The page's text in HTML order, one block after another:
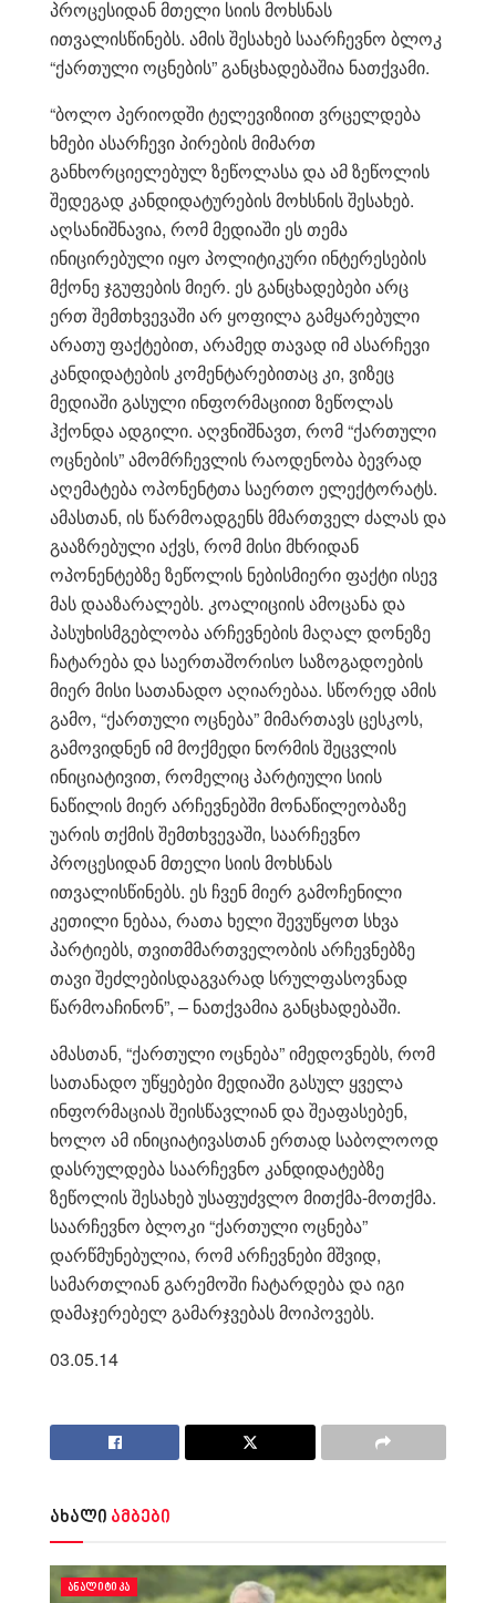
პროცესიდან მთელი სიის მოხსნას
ითვალისწინებს. ამის შესახებ საარჩევნო ბლოკ
“ქართული ოცნების” განცხადებაშია ნათქვამი.
“ბოლო პერიოდში ტელევიზიით ვრცელდება
ხმები ასარჩევი პირების მიმართ
განხორციელებულ ზეწოლასა და ამ ზეწოლის
შედეგად კანდიდატურების მოხსნის შესახებ.
აღსანიშნავია, რომ მედიაში ეს თემა
ინიცირებული იყო პოლიტიკური ინტერესების
მქონე ჯგუფების მიერ. ეს განცხადებები არც
ერთ შემთხვევაში არ ყოფილა გამყარებული
არათუ ფაქტებით, არამედ თავად იმ ასარჩევი
კანდიდატების კომენტარებითაც კი, ვიზეც
მედიაში გასული ინფორმაციით ზეწოლას
ჰქონდა ადგილი. აღვნიშნავთ, რომ “ქართული
ოცნების” ამომრჩევლის რაოდენობა ბევრად
აღემატება ოპონენტთა საერთო ელექტორატს.
ამასთან, ის წარმოადგენს მმართველ ძალას და
გააზრებული აქვს, რომ მისი მხრიდან
ოპონენტებზე ზეწოლის ნებისმიერი ფაქტი ისევ
მას დააზარალებს. კოალიციის ამოცანა და
პასუხისმგებლობა არჩევნების მაღალ დონეზე
ჩატარება და საერთაშორისო საზოგადოების
მიერ მისი სათანადო აღიარებაა. სწორედ ამის
გამო, “ქართული ოცნება” მიმართავს ცესკოს,
გამოვიდნენ იმ მოქმედი ნორმის შეცვლის
ინიციატივით, რომელიც პარტიული სიის
ნაწილის მიერ არჩევნებში მონაწილეობაზე
უარის თქმის შემთხვევაში, საარჩევნო
პროცესიდან მთელი სიის მოხსნას
ითვალისწინებს. ეს ჩვენ მიერ გამოჩენილი
კეთილი ნებაა, რათა ხელი შევუწყოთ სხვა
პარტიებს, თვითმმართველობის არჩევნებზე
თავი შეძლებისდაგვარად სრულფასოვნად
წარმოაჩინონ”, – ნათქვამია განცხადებაში.
ამასთან, “ქართული ოცნება” იმედოვნებს, რომ
სათანადო უწყებები მედიაში გასულ ყველა
ინფორმაციას შეისწავლიან და შეაფასებენ,
ხოლო ამ ინიციატივასთან ერთად საბოლოოდ
დასრულდება საარჩევნო კანდიდატებზე
ზეწოლის შესახებ უსაფუძვლო მითქმა-მოთქმა.
საარჩევნო ბლოკი “ქართული ოცნება”
დარწმუნებულია, რომ არჩევნები მშვიდ,
სამართლიან გარემოში ჩატარდება და იგი
დამაჯერებელ გამარჯვებას მოიპოვებს.
03.05.14
ახალი ამბები
ᲐᲜᲐᲚᲘᲢᲘᲙᲐ